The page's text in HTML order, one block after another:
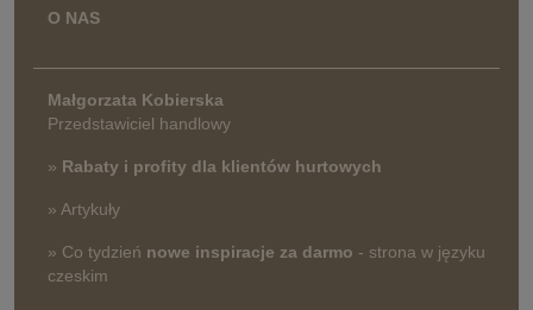
O NAS
Małgorzata Kobierska
Przedstawiciel handlowy
» Rabaty i profity dla klientów hurtowych
» Artykuły
» Co tydzień nowe inspiracje za darmo - strona w języku
czeskim